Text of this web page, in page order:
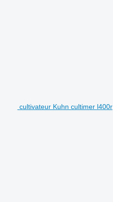
cultivateur Kuhn cultimer l400r